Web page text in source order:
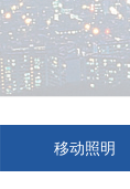
移动照明